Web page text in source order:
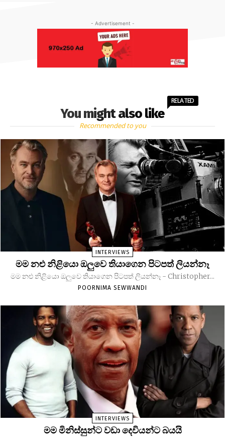
- Advertisement -
You might also like
RELATED
Recommended to you
INTERVIEWS
මම නළු නිළියො ඔලුවෙ තියාගෙන පිටපත් ලියන්නෑ
මම නළු නිළියො ඔලුවෙ තියාගෙන පිටපත් ලියන්නෑ - Christopher...
POORNIMA SEWWANDI
INTERVIEWS
මම මිනිස්සුන්ට වඩා දෙවියන්ට බයයි